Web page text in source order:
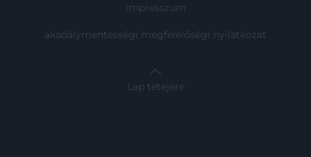
impresszum
akadálymentességi megfelelőségi nyilatkozat
Lap tetejére